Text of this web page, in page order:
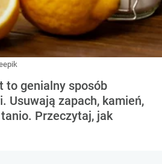
to genialny sposób
Usuwają zapach, kamień,
Przeczytaj, jak